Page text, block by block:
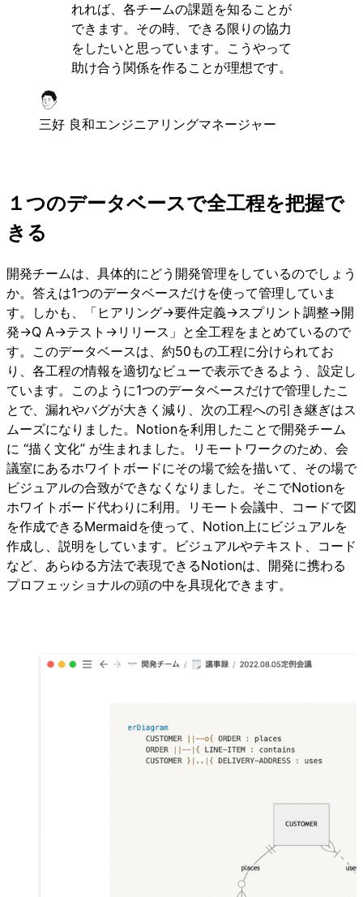
れれば、各チームの課題を知ることが
できます。その時、できる限りの協力
をしたいと思っています。こうやって
助け合う関係を作ることが理想です。
三好 良和エンジニアリングマネージャー
１つのデータベースで全工程を把握で
きる
開発チームは、具体的にどう開発管理をしているのでしょう
か。答えは1つのデータベースだけを使って管理していま
す。しかも、「ヒアリング→要件定義→スプリント調整→開
発→Q A→テスト→リリース」と全工程をまとめているので
す。このデータベースは、約50もの工程に分けられてお
り、各工程の情報を適切なビューで表示できるよう、設定し
ています。このように1つのデータベースだけで管理したこ
とで、漏れやバグが大きく減り、次の工程への引き継ぎはス
ムーズになりました。Notionを利用したことで開発チーム
に “描く文化” が生まれました。リモートワークのため、会
議室にあるホワイトボードにその場で絵を描いて、その場で
ビジュアルの合致ができなくなりました。そこでNotionを
ホワイトボード代わりに利用。リモート会議中、コードで図
を作成できるMermaidを使って、Notion上にビジュアルを
作成し、説明をしています。ビジュアルやテキスト、コード
など、あらゆる方法で表現できるNotionは、開発に携わる
プロフェッショナルの頭の中を具現化できます。